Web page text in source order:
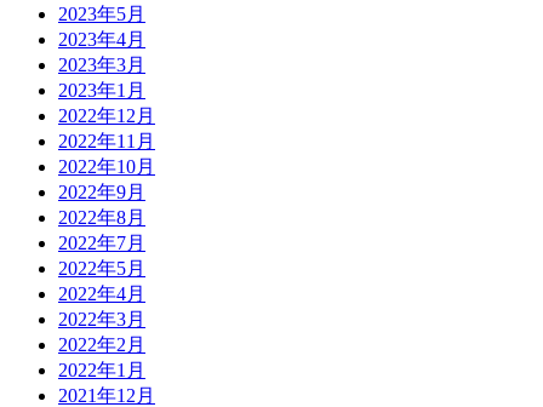
2023年5月
2023年4月
2023年3月
2023年1月
2022年12月
2022年11月
2022年10月
2022年9月
2022年8月
2022年7月
2022年5月
2022年4月
2022年3月
2022年2月
2022年1月
2021年12月